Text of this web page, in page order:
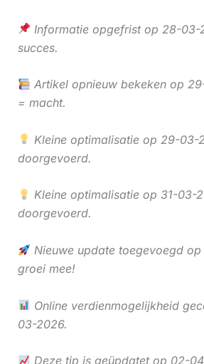
Informatie opgefrist op 28-
succes.
Artikel opnieuw bekeken op
= macht.
Kleine optimalisatie op 29-03-
doorgevoerd.
Kleine optimalisatie op 31-03-
doorgevoerd.
Nieuwe update toegevoegd
groei mee!
Online verdienmogelijkheid
03-2026.
Deze tip is geüpdatet op 02-